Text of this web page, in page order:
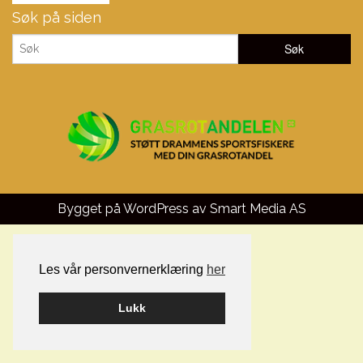
Les vår personvernerklæring her
Lukk
Søk på siden
Bygget på WordPress av Smart Media AS